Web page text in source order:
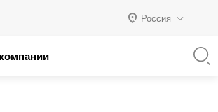
Россия
Россия